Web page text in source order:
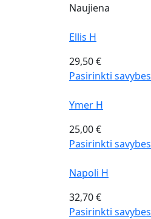
Naujiena
Ellis H
29,50€
Pasirinkti savybes
Ymer H
25,00€
Pasirinkti savybes
Napoli H
32,70€
Pasirinkti savybes